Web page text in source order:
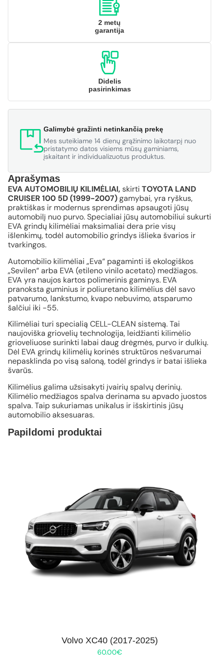
2 metų
garantija
Didelis
pasirinkimas
Galimybė gražinti netinkančią prekę
Mes suteikiame 14 dienų grąžinimo laikotarpį nuo
pristatymo datos visiems mūsų gaminiams,
įskaitant ir individualizuotus produktus.
Aprašymas
EVA AUTOMOBILIŲ KILIMĖLIAI, skirti TOYOTA LAND
CRUISER 100 5D (1999-2007)gamybai, yra ryškus,
praktiškas ir modernus sprendimas apsaugoti jūsų
automobilį nuo purvo. Specialiai jūsų automobiliui sukurti
EVA grindų kilimėliai maksimaliai dera prie visų
išlenkimų, todėl automobilio grindys išlieka švarios ir
tvarkingos.
Automobilio kilimėliai „Eva“ pagaminti iš ekologiškos
„Sevilen“ arba EVA (etileno vinilo acetato) medžiagos.
EVA yra naujos kartos polimerinis gaminys. EVA
pranoksta guminius ir poliuretano kilimėlius dėl savo
patvarumo, lankstumo, kvapo nebuvimo, atsparumo
šalčiui iki -55.
Kilimėliai turi specialią CELL-CLEAN sistemą. Tai
naujoviška griovelių technologija, leidžianti kilimėlio
grioveliuose surinkti labai daug drėgmės, purvo ir dulkių.
Dėl EVA grindų kilimėlių korinės struktūros nešvarumai
nepasklinda po visą saloną, todėl grindys ir batai išlieka
švarūs.
Kilimėlius galima užsisakyti įvairių spalvų derinių.
Kilimėlio medžiagos spalva derinama su apvado juostos
spalva. Taip sukuriamas unikalus ir išskirtinis jūsų
automobilio aksesuaras.
Papildomi produktai
Volvo XC40 (2017-2025)
60.00€